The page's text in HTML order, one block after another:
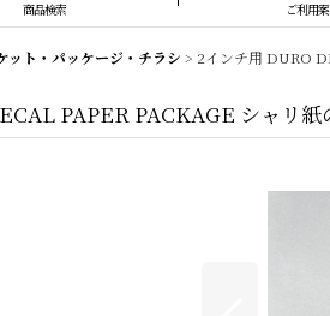
商品検索 ご利用
ット・パッケージ・チラシ > 2インチ用 DURO
PAPER PACKAGE シャリ紙